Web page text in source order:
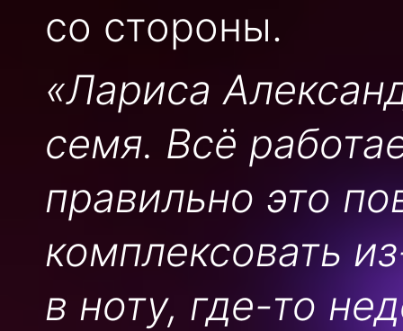
со стороны.
«Лариса
семя. Всё
правильно это
комплексовать
в ноту, где-то